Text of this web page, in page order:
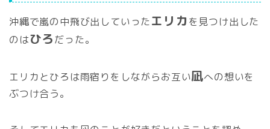
沖縄で嵐の中飛び出していったエリカ を見つけ出した
のはひろだった。
エリカとひろは雨宿りをしながらお互い凪への想いを
ぶつけ合う。